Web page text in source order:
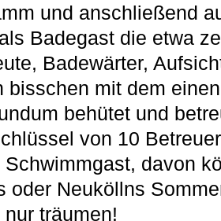
und anschließend
Badegast die etwa
Badewärter,
bisschen mit dem
behütet und
von 10
Schwimmgast, davon
oder Neuköllns
träumen!